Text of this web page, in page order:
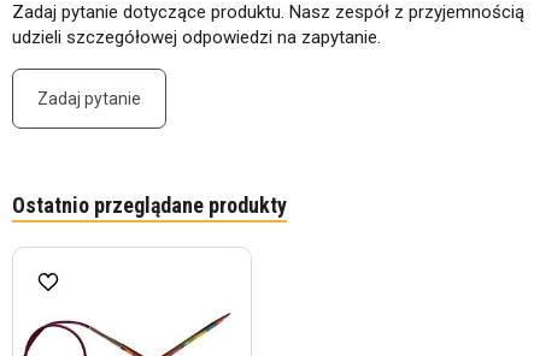
Zadaj pytanie dotyczące produktu. Nasz zespół z przyjemnością
udzieli szczegółowej odpowiedzi na zapytanie.
Zadaj pytanie
Ostatnio przeglądane produkty